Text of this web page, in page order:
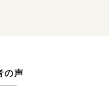
の声